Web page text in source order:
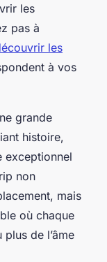
les
pas à
les
à vos
grande
histoire,
exceptionnel
non
mais
où chaque
de l’âme